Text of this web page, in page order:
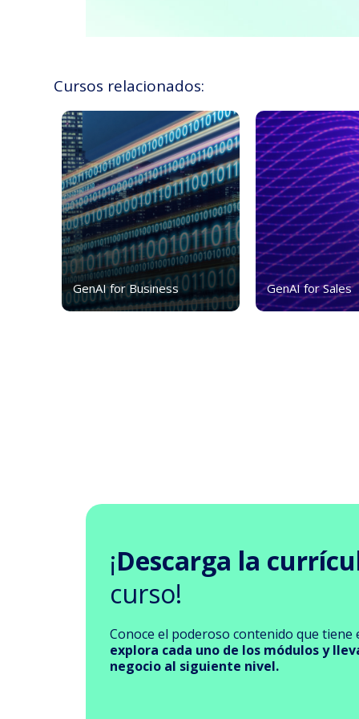
Cursos relacionados:
GenAI for Business GenAI for Sales
¡Descarga la
curso!
Conoce el poderoso contenido que
explora cada uno de los módulos y
negocio al siguiente nivel.